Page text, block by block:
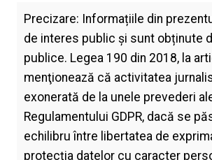
Precizare: Informațiile din
de interes public și sunt obținute
publice. Legea 190 din 2018, la
menţionează că activitatea
exonerată de la unele prevederi
Regulamentului GDPR, dacă se
echilibru între libertatea de
protecţia datelor cu caracter